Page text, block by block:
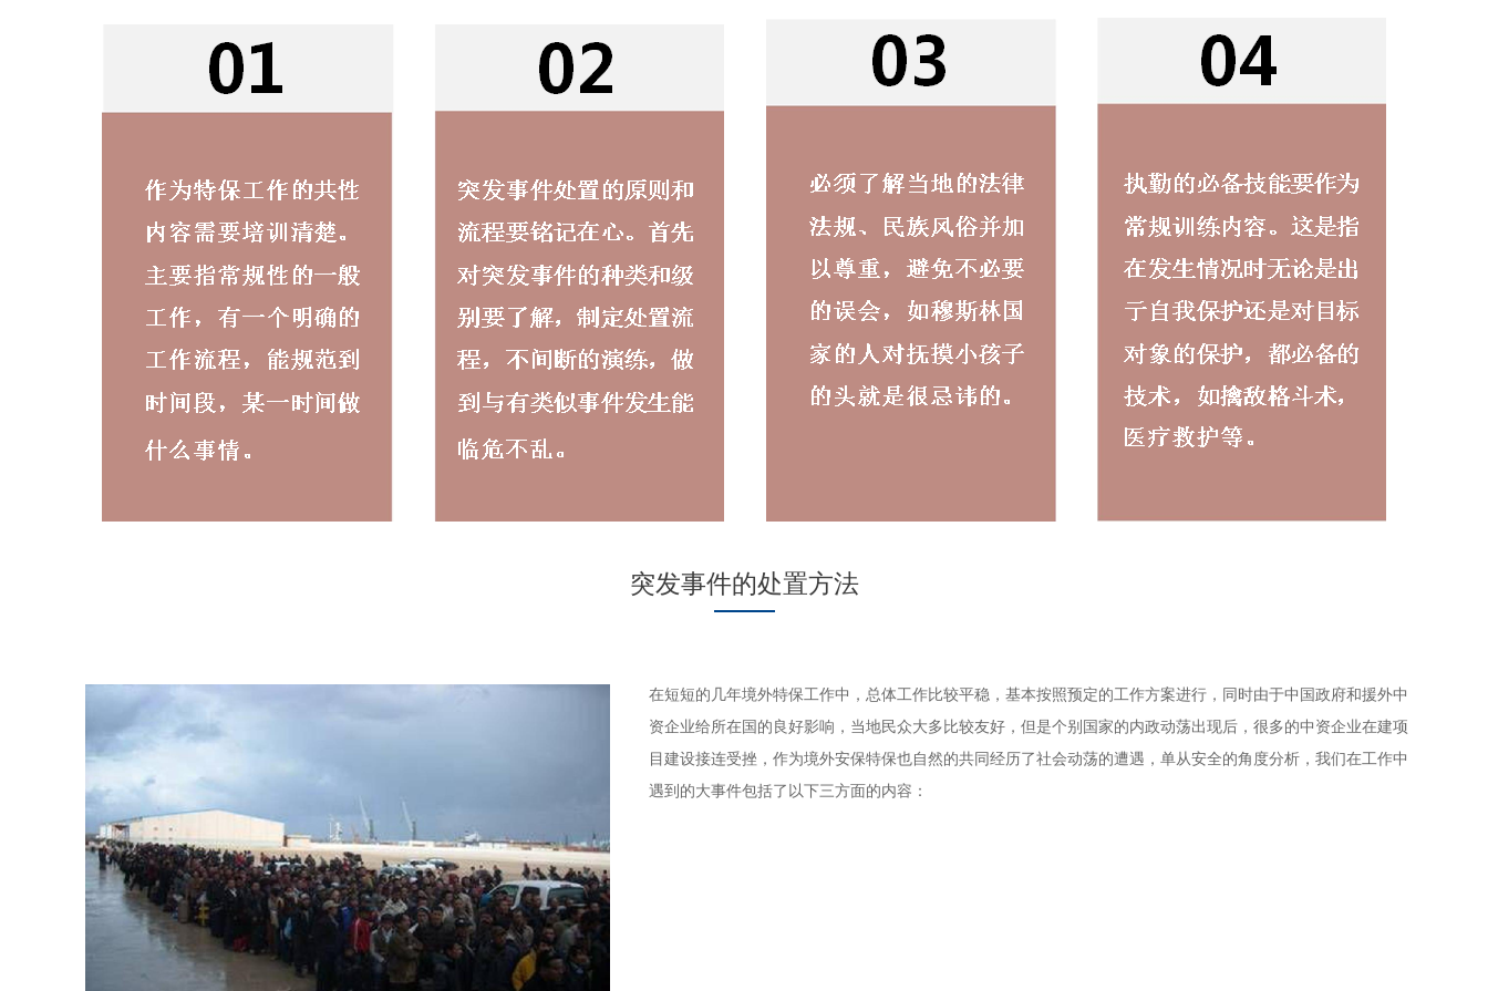
突发事件的处置方法
在短短的几年境外特保工作中，总体工作比较平稳，基本按照预定的工作方案进行，同时由于中国政府和援外中
资企业给所在国的良好影响，当地民众大多比较友好，但是个别国家的内政动荡出现后，很多的中资企业在建项
目建设接连受挫，作为境外安保特保也自然的共同经历了社会动荡的遭遇，单从安全的角度分析，我们在工作中
遇到的大事件包括了以下三方面的内容：